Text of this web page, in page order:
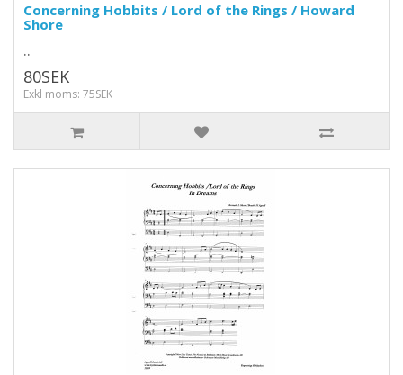
Concerning Hobbits / Lord of the Rings / Howard
Shore
..
80SEK
Exkl moms: 75SEK